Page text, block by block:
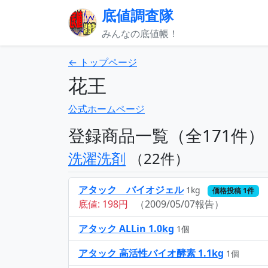
底値調査隊
みんなの底値帳！
← トップページ
花王
公式ホームページ
登録商品一覧（全171件）
洗濯洗剤 （22件）
アタック バイオジェル 1kg 価格投稿 1件
底値: 198円
（2009/05/07報告）
アタック ALLin 1.0kg 1個
アタック 高活性バイオ酵素 1.1kg 1個